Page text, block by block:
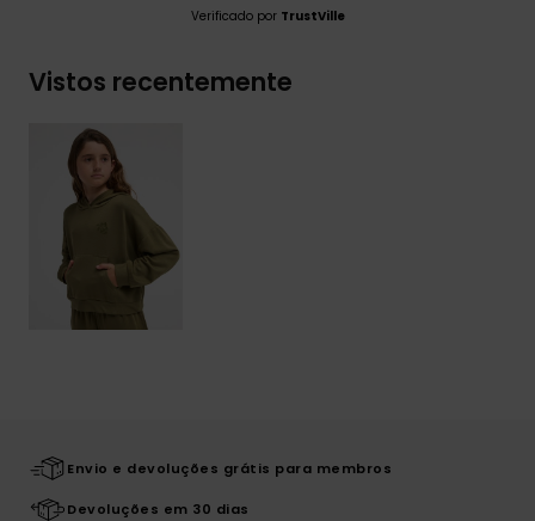
Verificado por TrustVille
Vistos recentemente
Envio e devoluções grátis para membros
Devoluções em 30 dias